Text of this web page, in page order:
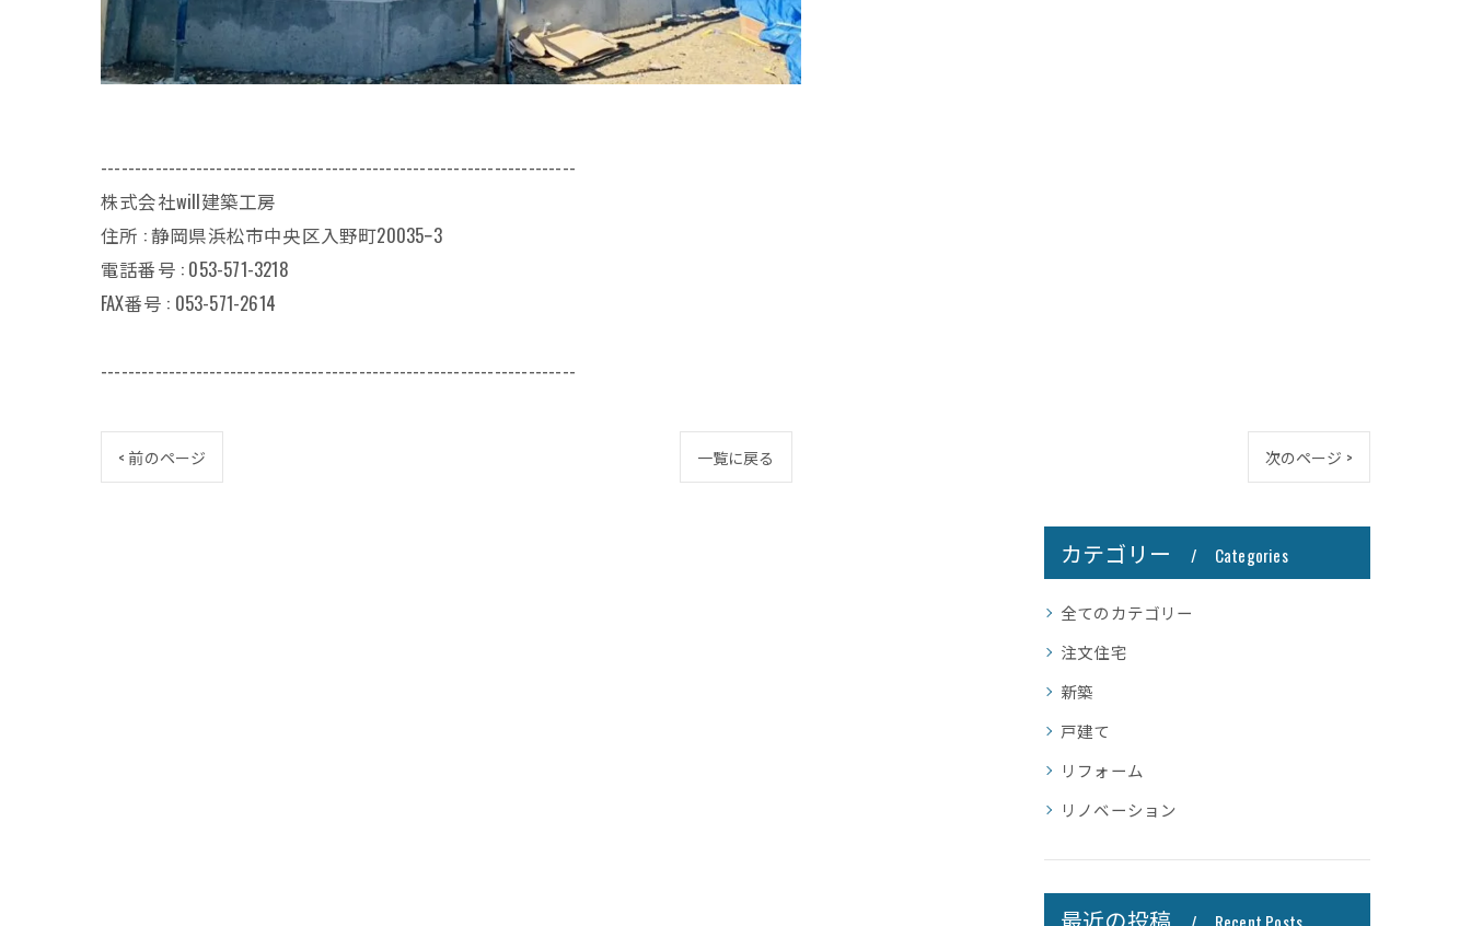
----------------------------------------------------------------------
株式会社will建築工房
住所 : 静岡県浜松市中央区入野町20035ｰ3
電話番号 : 053-571-3218
FAX番号 : 053-571-2614
----------------------------------------------------------------------
< 前のページ 一覧に戻る 次のページ >
カテゴリー Categories
全てのカテゴリー
注文住宅
新築
戸建て
リフォーム
リノベーション